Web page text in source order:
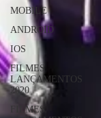
MOBILE
ANDROID
IOS
FILMES
LANÇAMENTOS
2020
FILMES